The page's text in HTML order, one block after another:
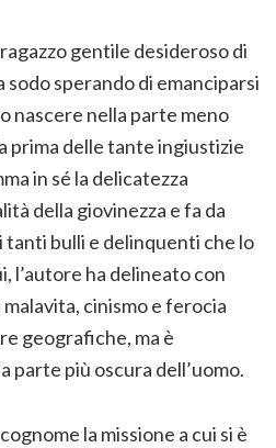
gentile desideroso di
sperando di emanciparsi
nascere nella parte meno
prima delle tante ingiustizie
in sé la delicatezza
della giovinezza e fa da
bulli e delinquenti che lo
l’autore ha delineato con
cinismo e ferocia
geografiche, ma è
più oscura dell’uomo.
la missione a cui si è